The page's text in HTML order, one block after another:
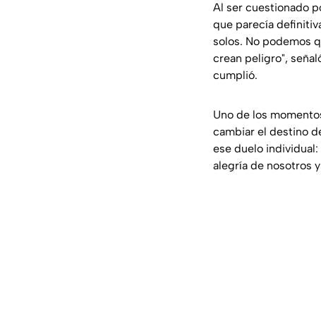
Al ser cuestionado
que parecía
solos. No podemos
crean peligro",
cumplió.
Uno de los
cambiar el destino
ese duelo
alegría de nosotros